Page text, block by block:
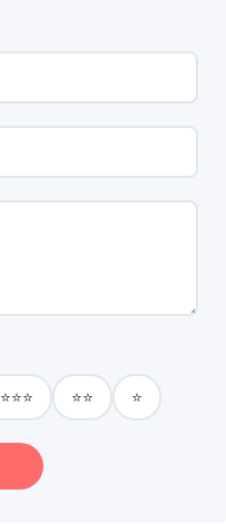
⭐⭐⭐ ⭐⭐ ⭐